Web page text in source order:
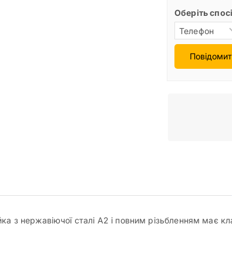
Оберіть
з нержавіючої сталі А2 і повним різьбленням має